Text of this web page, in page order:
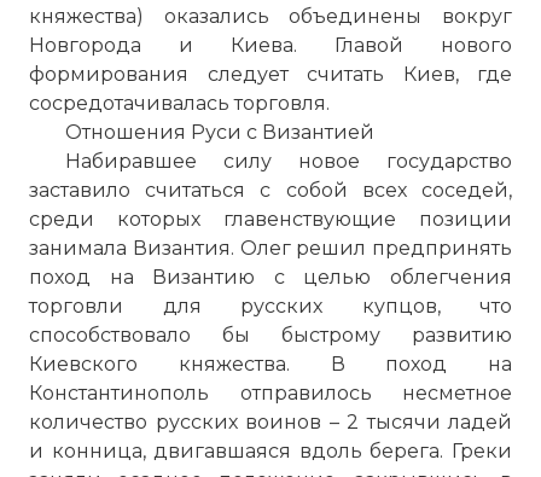
княжества) оказались объединены вокруг
Новгорода и Киева. Главой нового
формирования следует считать Киев, где
сосредотачивалась торговля.
Отношения Руси с Византией
Набиравшее силу новое государство
заставило считаться с собой всех соседей,
среди которых главенствующие позиции
занимала Византия. Олег решил предпринять
поход на Византию с целью облегчения
торговли для русских купцов, что
способствовало бы быстрому развитию
Киевского княжества. В поход на
Константинополь отправилось несметное
количество русских воинов – 2 тысячи ладей
и конница, двигавшаяся вдоль берега. Греки